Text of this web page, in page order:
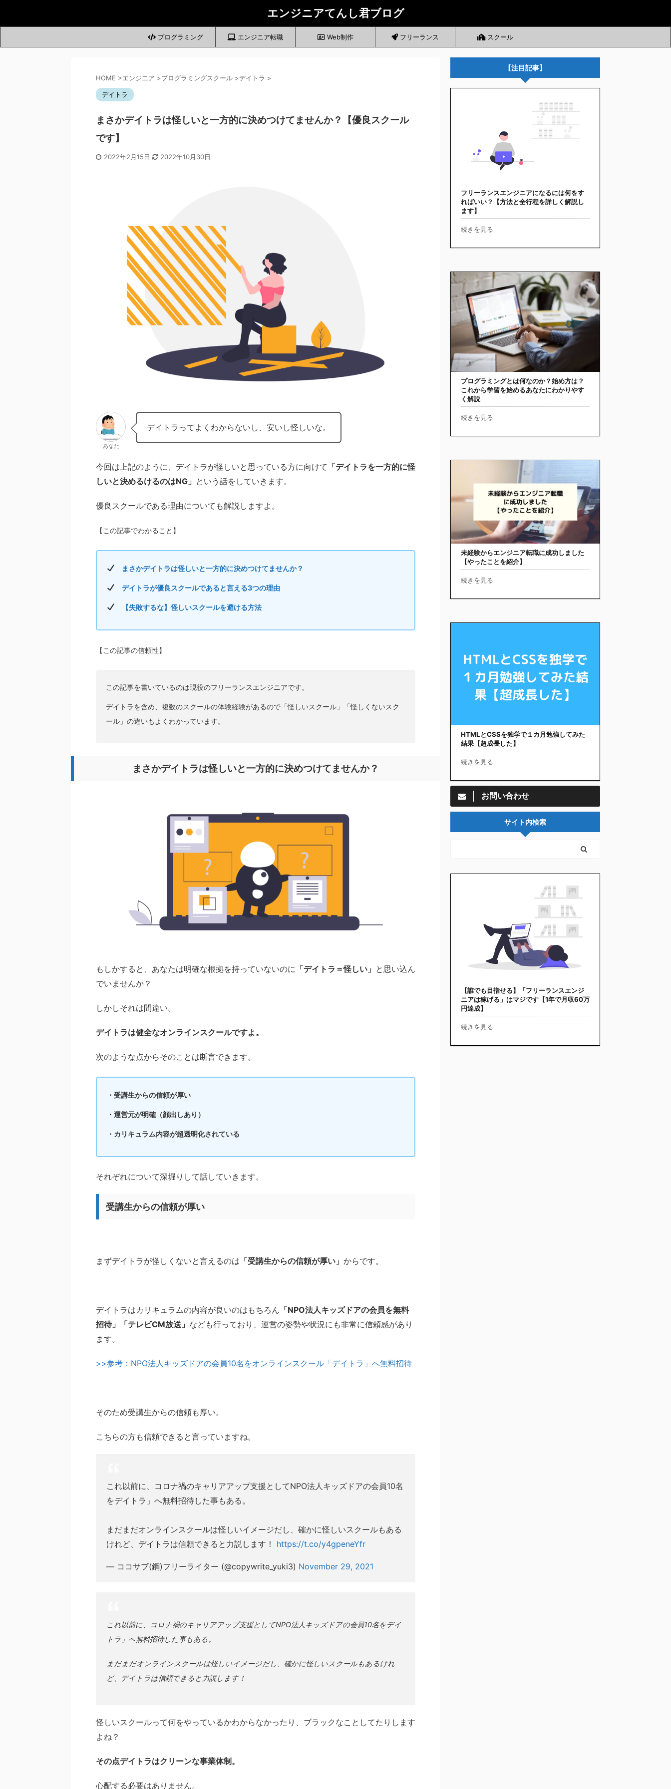
エンジニアてんし君ブログ
プログラミング エンジニア転職 Web制作 フリーランス スクール
HOME >エンジニア >プログラミングスクール >デイトラ >
デイトラ
まさかデイトラは怪しいと一方的に決めつけてませんか？【優良スクール
です】
2022年2月15日 2022年10月30日
あなた
デイトラってよくわからないし、安いし怪しいな。
今回は上記のように、デイトラが怪しいと思っている方に向けて 「デイトラを一方的に怪
しいと決めるけるのはNG」 という話をしていきます。
優良スクールである理由についても解説しますよ。
【この記事でわかること】
まさかデイトラは怪しいと一方的に決めつけてませんか？
デイトラが優良スクールであると言える3つの理由
【失敗するな】怪しいスクールを避ける方法
【この記事の信頼性】
この記事を書いているのは現役のフリーランスエンジニアです。
デイトラを含め、複数のスクールの体験経験があるので「怪しいスクール」「怪しくないスク
ール」の違いもよくわかっています。
まさかデイトラは怪しいと一方的に決めつけてませんか？
もしかすると、あなたは明確な根拠を持っていないのに 「デイトラ＝怪しい」 と思い込ん
でいませんか？
しかしそれは間違い。
デイトラは健全なオンラインスクールですよ。
次のような点からそのことは断言できます。
・受講生からの信頼が厚い
・運営元が明確（顔出しあり）
・カリキュラム内容が超透明化されている
それぞれについて深堀りして話していきます。
受講生からの信頼が厚い
まずデイトラが怪しくないと言えるのは 「受講生からの信頼が厚い」 からです。
デイトラはカリキュラムの内容が良いのはもちろん 「NPO法人キッズドアの会員を無料
招待」「テレビCM放送」 なども行っており、運営の姿勢や状況にも非常に信頼感があり
ます。
>>参考：NPO法人キッズドアの会員10名をオンラインスクール「デイトラ」へ無料招待
そのため受講生からの信頼も厚い。
こちらの方も信頼できると言っていますね。
これ以前に、コロナ禍のキャリアアップ支援としてNPO法人キッズドアの会員10名
をデイトラ」へ無料招待した事もある。
まだまだオンラインスクールは怪しいイメージだし、確かに怪しいスクールもある
けれど、デイトラは信頼できると力説します！ https://t.co/y4gpeneYfr
— ココサブ(鋼)フリーライター (@copywrite_yuki3) November 29, 2021
これ以前に、コロナ禍のキャリアアップ支援としてNPO法人キッズドアの会員10名をデイ
トラ」へ無料招待した事もある。
まだまだオンラインスクールは怪しいイメージだし、確かに怪しいスクールもあるけれ
ど、デイトラは信頼できると力説します！
怪しいスクールって何をやっているかわからなかったり、ブラックなことしてたりします
よね？
その点デイトラはクリーンな事業体制。
心配する必要はありません。
【注目記事】
フリーランスエンジニアになるには何をす
ればいい？【方法と全行程を詳しく解説し
ます】
続きを見る
プログラミングとは何なのか？始め方は？
これから学習を始めるあなたにわかりやす
く解説
続きを見る
未経験からエンジニア転職に成功しました
【やったことを紹介】
続きを見る
HTMLとCSSを独学で１カ月勉強してみた
結果【超成長した】
続きを見る
お問い合わせ
サイト内検索
【誰でも目指せる】「フリーランスエンジ
ニアは稼げる」はマジです【1年で月収60万
円達成】
続きを見る